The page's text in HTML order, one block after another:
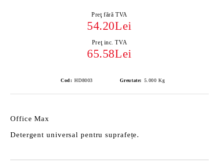
Preţ fără TVA
54.20Lei
Preţ inc. TVA
65.58Lei
Cod: HD8003 Greutate: 5.000 Kg
Office Max
Detergent universal pentru suprafețe.